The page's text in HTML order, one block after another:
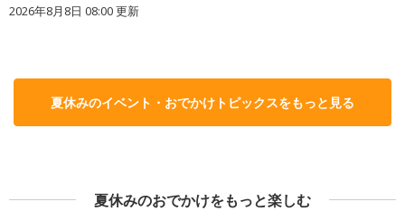
2026年8月8日 08:00更新
夏休みのイベント・おでかけトピックスをもっと見る
夏休みのおでかけをもっと楽しむ